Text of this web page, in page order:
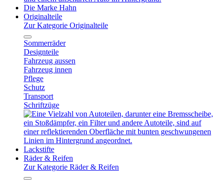
Die Marke Hahn
Originalteile
Zur Kategorie Originalteile
Sommerräder
Designteile
Fahrzeug aussen
Fahrzeug innen
Pflege
Schutz
Transport
Schriftzüge
Lackstifte
Räder & Reifen
Zur Kategorie Räder & Reifen